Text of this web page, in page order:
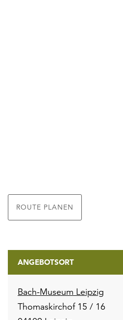
ROUTE PLANEN
ANGEBOTSORT
Bach-Museum Leipzig
Thomaskirchof 15 / 16